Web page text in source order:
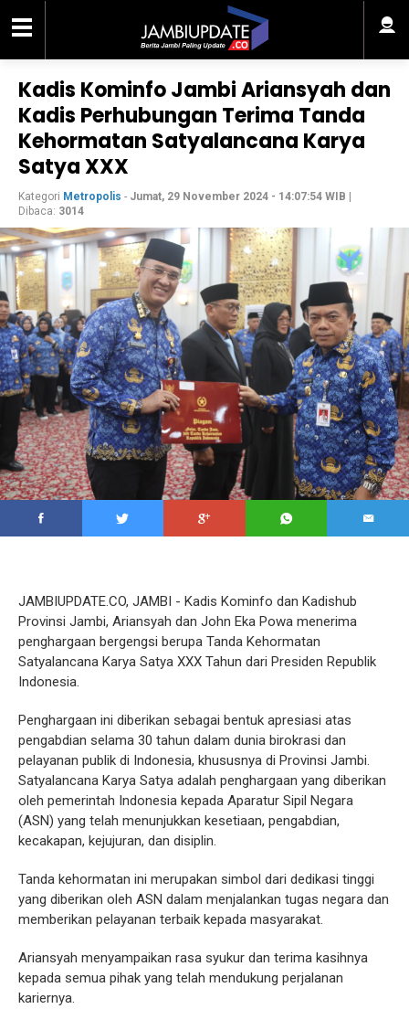
Kadis Kominfo Jambi Ariansyah dan
Kadis Perhubungan Terima Tanda
Kehormatan Satyalancana Karya
Satya XXX
Kategori Metropolis - Jumat, 29 November 2024 - 14:07:54 WIB
Dibaca: 3014
JAMBIUPDATE.CO, JAMBI - Kadis Kominfo dan Kadishub
Provinsi Jambi, Ariansyah dan John Eka Powa menerima
penghargaan bergengsi berupa Tanda Kehormatan
Satyalancana Karya Satya XXX Tahun dari Presiden Republik
Indonesia.
Penghargaan ini diberikan sebagai bentuk apresiasi atas
pengabdian selama 30 tahun dalam dunia birokrasi dan
pelayanan publik di Indonesia, khususnya di Provinsi Jambi.
Satyalancana Karya Satya adalah penghargaan yang diberikan
oleh pemerintah Indonesia kepada Aparatur Sipil Negara
(ASN) yang telah menunjukkan kesetiaan, pengabdian,
kecakapan, kejujuran, dan disiplin.
Tanda kehormatan ini merupakan simbol dari dedikasi tinggi
yang diberikan oleh ASN dalam menjalankan tugas negara dan
memberikan pelayanan terbaik kepada masyarakat.
Ariansyah menyampaikan rasa syukur dan terima kasihnya
kepada semua pihak yang telah mendukung perjalanan
kariernya.